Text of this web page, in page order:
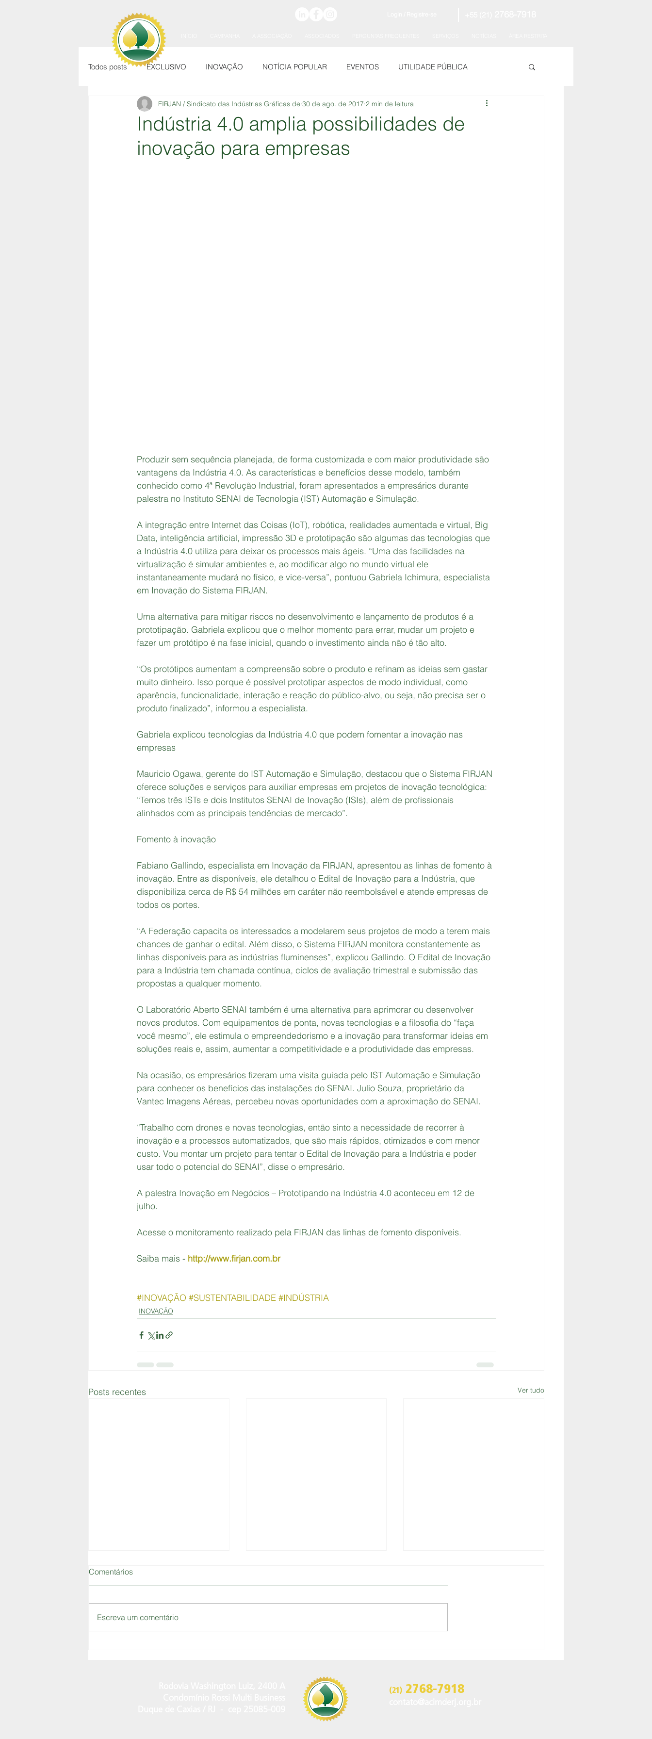
Todos posts EXCLUSIVO INOVAÇÃO NOTÍCIA POPULAR EVENTOS UTILIDADE PÚBLICA
Indústria 4.0 amplia possibilidades de
inovação para empresas
FIRJAN / Sindicato das Indústrias Gráficas de 30 de ago. de 2017 2 min de leitura
Produzir sem sequência planejada, de forma customizada e com maior produtividade são
vantagens da Indústria 4.0. As características e benefícios desse modelo, também
conhecido como 4ª Revolução Industrial, foram apresentados a empresários durante
palestra no Instituto SENAI de Tecnologia (IST) Automação e Simulação.
A integração entre Internet das Coisas (IoT), robótica, realidades aumentada e virtual, Big
Data, inteligência artificial, impressão 3D e prototipação são algumas das tecnologias que
a Indústria 4.0 utiliza para deixar os processos mais ágeis. “Uma das facilidades na
virtualização é simular ambientes e, ao modificar algo no mundo virtual ele
instantaneamente mudará no físico, e vice-versa”, pontuou Gabriela Ichimura, especialista
em Inovação do Sistema FIRJAN.
Uma alternativa para mitigar riscos no desenvolvimento e lançamento de produtos é a
prototipação. Gabriela explicou que o melhor momento para errar, mudar um projeto e
fazer um protótipo é na fase inicial, quando o investimento ainda não é tão alto.
“Os protótipos aumentam a compreensão sobre o produto e refinam as ideias sem gastar
muito dinheiro. Isso porque é possível prototipar aspectos de modo individual, como
aparência, funcionalidade, interação e reação do público-alvo, ou seja, não precisa ser o
produto finalizado”, informou a especialista.
Gabriela explicou tecnologias da Indústria 4.0 que podem fomentar a inovação nas
empresas
Mauricio Ogawa, gerente do IST Automação e Simulação, destacou que o Sistema FIRJAN
oferece soluções e serviços para auxiliar empresas em projetos de inovação tecnológica:
“Temos três ISTs e dois Institutos SENAI de Inovação (ISIs), além de profissionais
alinhados com as principais tendências de mercado”.
Fomento à inovação
Fabiano Gallindo, especialista em Inovação da FIRJAN, apresentou as linhas de fomento à
inovação. Entre as disponíveis, ele detalhou o Edital de Inovação para a Indústria, que
disponibiliza cerca de R$ 54 milhões em caráter não reembolsável e atende empresas de
todos os portes.
“A Federação capacita os interessados a modelarem seus projetos de modo a terem mais
chances de ganhar o edital. Além disso, o Sistema FIRJAN monitora constantemente as
linhas disponíveis para as indústrias fluminenses”, explicou Gallindo. O Edital de Inovação
para a Indústria tem chamada contínua, ciclos de avaliação trimestral e submissão das
propostas a qualquer momento.
O Laboratório Aberto SENAI também é uma alternativa para aprimorar ou desenvolver
novos produtos. Com equipamentos de ponta, novas tecnologias e a filosofia do “faça
você mesmo”, ele estimula o empreendedorismo e a inovação para transformar ideias em
soluções reais e, assim, aumentar a competitividade e a produtividade das empresas.
Na ocasião, os empresários fizeram uma visita guiada pelo IST Automação e Simulação
para conhecer os benefícios das instalações do SENAI. Julio Souza, proprietário da
Vantec Imagens Aéreas, percebeu novas oportunidades com a aproximação do SENAI.
“Trabalho com drones e novas tecnologias, então sinto a necessidade de recorrer à
inovação e a processos automatizados, que são mais rápidos, otimizados e com menor
custo. Vou montar um projeto para tentar o Edital de Inovação para a Indústria e poder
usar todo o potencial do SENAI”, disse o empresário.
A palestra Inovação em Negócios – Prototipando na Indústria 4.0 aconteceu em 12 de
julho.
Acesse o monitoramento realizado pela FIRJAN das linhas de fomento disponíveis.
Saiba mais - http://www.firjan.com.br
#INOVAÇÃO #SUSTENTABILIDADE #INDÚSTRIA
INOVAÇÃO
Posts recentes Ver tudo
Comentários
Escreva um comentário
(21) 2768-7918